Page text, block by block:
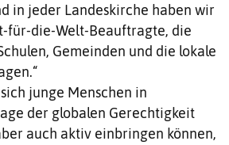
in jeder Landeskirche haben wir
für-die-Welt-Beauftragte, die
Gemeinden und die lokale
junge Menschen in
der globalen Gerechtigkeit
auch aktiv einbringen können,